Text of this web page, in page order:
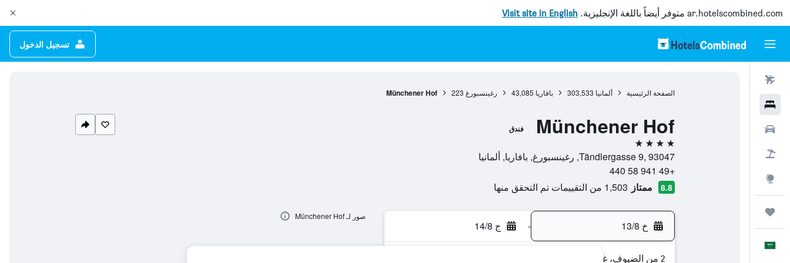
ar.hotelscombined.com متوفر أيضاً باللغة الإنجليزية. Visit site in English
تسجيل الدخول
الصفحة الرئيسية ألمانيا 303,533 بافاريا 43,085 رغينسبورغ 223
Münchener Hof
Münchener Hof فندق
4 نجوم
Tändlergasse 9, 93047, رغينسبورغ, بافاريا, ألمانيا
+49 941 58 440
8.8 ممتاز 1,503 من التقييمات تم التحقق منها
خ 13/8 - ج 14/8
2 من الضيوف، غرفة واحدة
صور لـ Münchener Hof